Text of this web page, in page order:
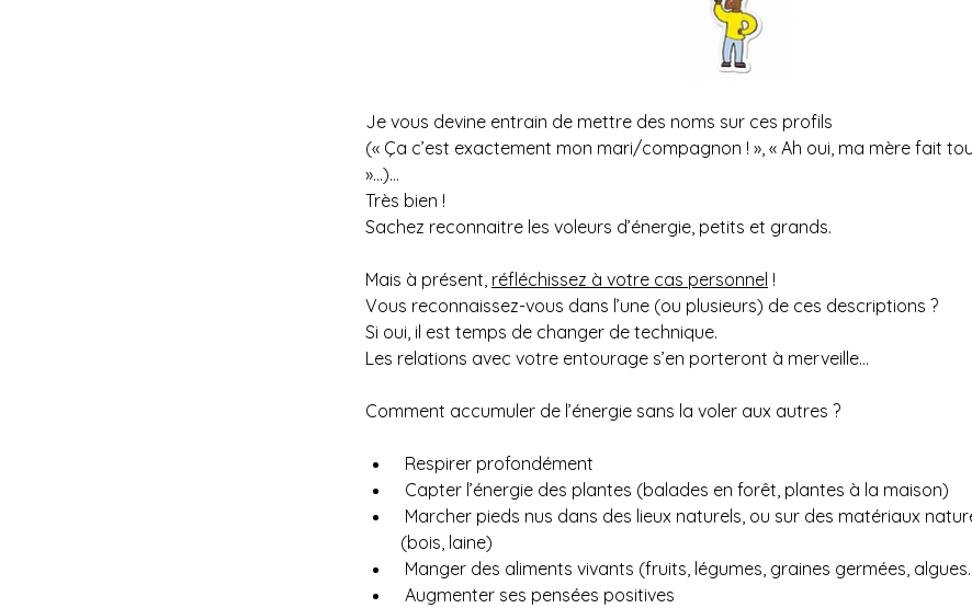
Je vous devine entrain de mettre des noms sur ces profils
(« Ça c’est exactement mon mari/compagnon ! », « Ah oui, ma mère fait
»…)…
Très bien !
Sachez reconnaitre les voleurs d’énergie, petits et grands.
Mais à présent, réfléchissez à votre cas personnel !
Vous reconnaissez-vous dans l’une (ou plusieurs) de ces descriptions ?
Si oui, il est temps de changer de technique.
Les relations avec votre entourage s’en porteront à merveille…
Comment accumuler de l’énergie sans la voler aux autres ?
Respirer profondément
Capter l’énergie des plantes (balades en forêt, plantes à la maison)
(bois, laine)
Manger des aliments vivants (fruits, légumes, graines germées,
Augmenter ses pensées positives